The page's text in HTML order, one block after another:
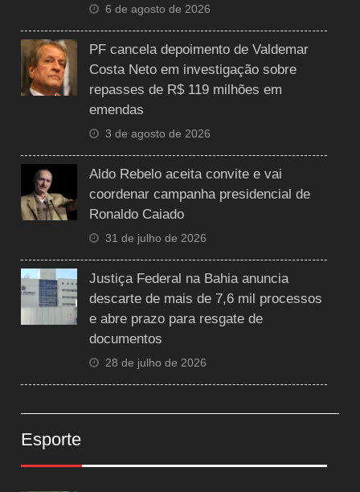
6 de agosto de 2026
PF cancela depoimento de Valdemar
Costa Neto em investigação sobre
repasses de R$ 119 milhões em
emendas
3 de agosto de 2026
Aldo Rebelo aceita convite e vai
coordenar campanha presidencial de
Ronaldo Caiado
31 de julho de 2026
Justiça Federal na Bahia anuncia
descarte de mais de 7,6 mil processos
e abre prazo para resgate de
documentos
28 de julho de 2026
Esporte